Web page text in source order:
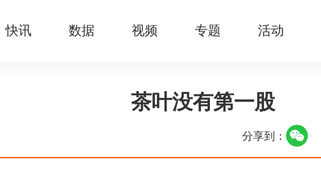
快讯 数据 视频 专题 活动
茶叶没有第一股
分享到：